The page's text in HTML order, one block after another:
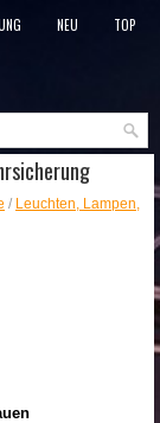
NEU
TOP
/ Leuchten, Lampen,